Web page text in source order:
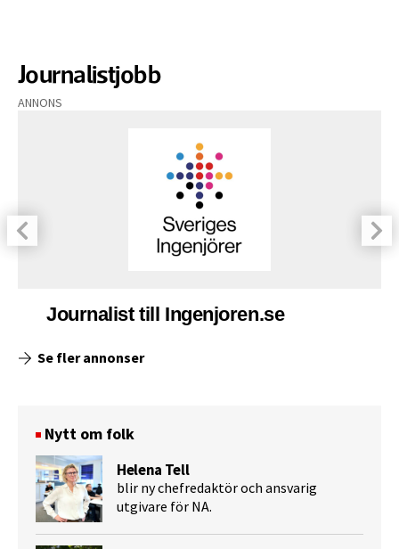
Journalistjobb
ANNONS
Journalist till Ingenjoren.se
Se fler annonser
Nytt om folk
Helena Tell
blir ny chefredaktör och ansvarig
utgivare för NA.